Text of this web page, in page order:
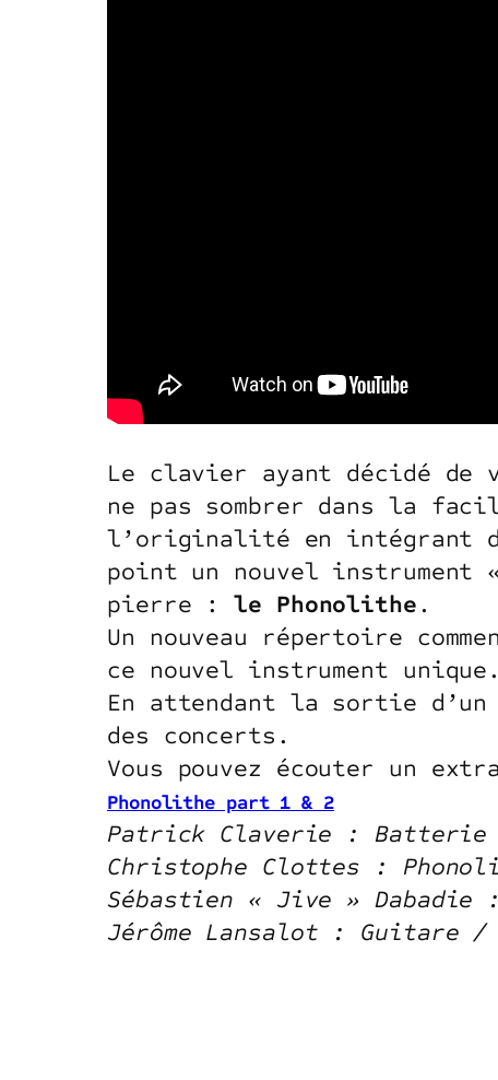
Le clavier ayant décidé de
ne pas sombrer dans la
l’originalité en intégrant
point un nouvel
pierre :le Phonolithe.
Un nouveau répertoire
ce nouvel instrument unique.
En attendant la sortie d’un
des concerts.
Vous pouvez écouter un
Phonolithe part 1 & 2
Patrick Claverie : Batterie
Christophe Clottes :
Sébastien « Jive » Dabadie
Jérôme Lansalot : Guitare /